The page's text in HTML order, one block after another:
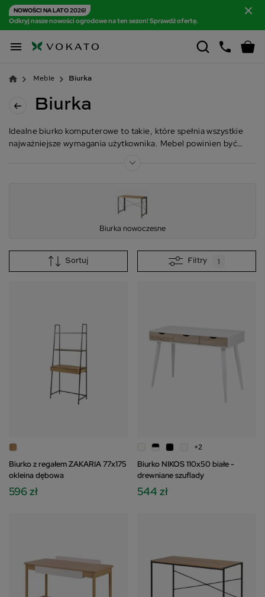
NOWOŚCI NA LATO 2026!
Odkryj nasze nowości ogrodowe na ten sezon! Sprawdź ofertę.

Meble Biurka
Biurka
Idealne biurko komputerowe to takie, które spełnia wszystkie
najważniejsze wymagania użytkownika. Mebel powinien być
związane z trybem pracy, czy też nauką lub rozrywką.
Biurka nowoczesne
Sortuj Filtry
Biurko z regałem ZAKARIA 77x175
okleina dębowa
596 zł
+2
Biurko NIKOS 110x50 białe -
drewniane szuflady
544 zł